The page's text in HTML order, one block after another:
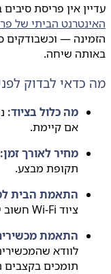
אין פריסת סיבים
הביתי של פרטנר
— וכשבודקים
שיחה.
לבדוק לפני
מה כלול בציוד:
אם קיימת.
מחיר לאורך זמן:לא
תקופת מבצע.
התאמת הבית
התאמת מכשירים:
לוודא שהמכשירים
תומכים בקצבים